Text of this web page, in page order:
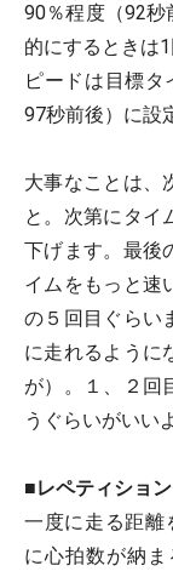
90％程度（92秒
的にするときは
ピードは目標タ
97秒前後）に設
大事なことは、
と。次第にタイ
下げます。最後
イムをもっと速
の５回目ぐらい
に走れるように
が）。１、２回
うぐらいがいい
■レペティショ
一度に走る距離
に心拍数が納